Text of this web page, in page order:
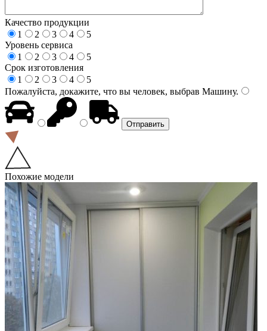
Качество продукции
1
2 3 4
5
Уровень сервиса
1
2 3 4
5
Срок изготовления
1
2 3 4
5
Пожалуйста, докажите, что вы человек, выбрав Машину.
Похожие модели